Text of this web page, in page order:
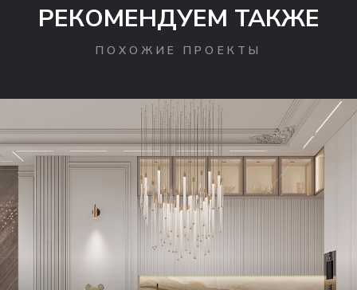
РЕКОМЕНДУЕМ ТАКЖЕ
ПОХОЖИЕ ПРОЕКТЫ